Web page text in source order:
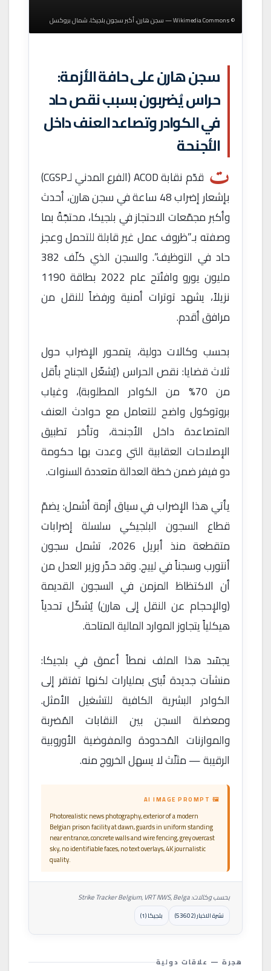
© Wikimedia Commons — سجن هارن، أكبر سجون بلجيكا، شمال بروكسل
سجن هارن على حافة الأزمة:
حراس يُضربون بسبب نقص حاد
في الكوادر وتصاعد العنف داخل
الأجنحة
ت
قدّم نقابة ACOD (الفرع المدني لـCGSP)
بإشعار إضراب 48 ساعة في سجن هارن، أحدث
وأكبر مجمّعات الاحتجاز في بلجيكا، محتجّةً بما
وصفته بـ”ظروف عمل غير قابلة للتحمل وعجز
حاد في التوظيف”. والسجن الذي كلّف 382
مليون يورو وافتُتح عام 2022 بطاقة 1190
نزيلاً، يشهد توترات أمنية ورفضاً للنقل من
مرافق أقدم.
بحسب وكالات دولية، يتمحور الإضراب حول
ثلاث قضايا: نقص الحراس (يُشغّل الجناح بأقل
من 70% من الكوادر المطلوبة)، وغياب
بروتوكول واضح للتعامل مع حوادث العنف
المتصاعدة داخل الأجنحة، وتأخر تطبيق
الإصلاحات العقابية التي وعدت بها حكومة
دو فيفر ضمن خطة العدالة متعددة السنوات.
يأتي هذا الإضراب في سياق أزمة أشمل: يضمّ
قطاع السجون البلجيكي سلسلة إضرابات
متقطعة منذ أبريل 2026، تشمل سجون
أنتورب وسجناً في لييج. وقد حذّر وزير العدل من
أن الاكتظاظ المزمن في السجون القديمة
(والإحجام عن النقل إلى هارن) يُشكّل تحدياً
هيكلياً يتجاوز الموارد المالية المتاحة.
يجسّد هذا الملف نمطاً أعمق في بلجيكا:
منشآت جديدة تُبنى بمليارات لكنها تفتقر إلى
الكوادر البشرية الكافية للتشغيل الأمثل.
ومعضلة السجن بين النقابات المُضربة
والموازنات المُحدودة والمفوضية الأوروبية
الرقيبة — مثلّث لا يسهل الخروج منه.
🖼 AI IMAGE PROMPT
Photorealistic news photography, exterior of a modern
Belgian prison facility at dawn, guards in uniform standing
near entrance, concrete walls and wire fencing, grey overcast
sky, no identifiable faces, no text overlays, 4K journalistic
quality.
بحسب وكالات: Strike Tracker Belgium, VRT NWS, Belga
نشرة الاخبار (53602) بلجيكا (1)
هجرة — علاقات دولية